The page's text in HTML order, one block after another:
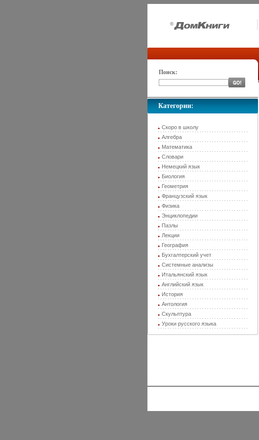
Поиск:
Категории:
Скоро в школу
Алгебра
Математика
Словари
Немецкий язык
Биология
Геометрия
Французский язык
Физика
Энциклопедии
Пазлы
Лекции
География
Бухгалтерский учет
Системные анализы
Итальянский язык
Английский язык
История
Антология
Скульптура
Уроки русского языка